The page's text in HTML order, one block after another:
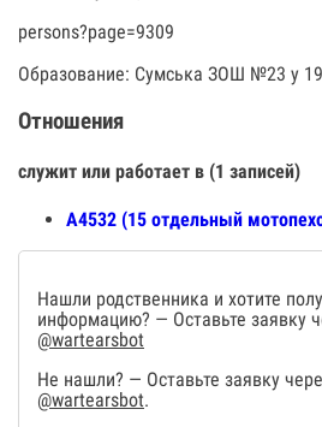
persons?page=9309
Образование: Сумська ЗОШ №23 у
Отношения
служит или работает в (1 записей)
А4532 (15 отдельный
Нашли родственника и хотите
информацию? — Оставьте заявку
@wartearsbot
Не нашли? — Оставьте заявку
@wartearsbot.